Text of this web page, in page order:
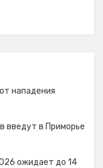
нападения
введут в Приморье
ожидает до 14